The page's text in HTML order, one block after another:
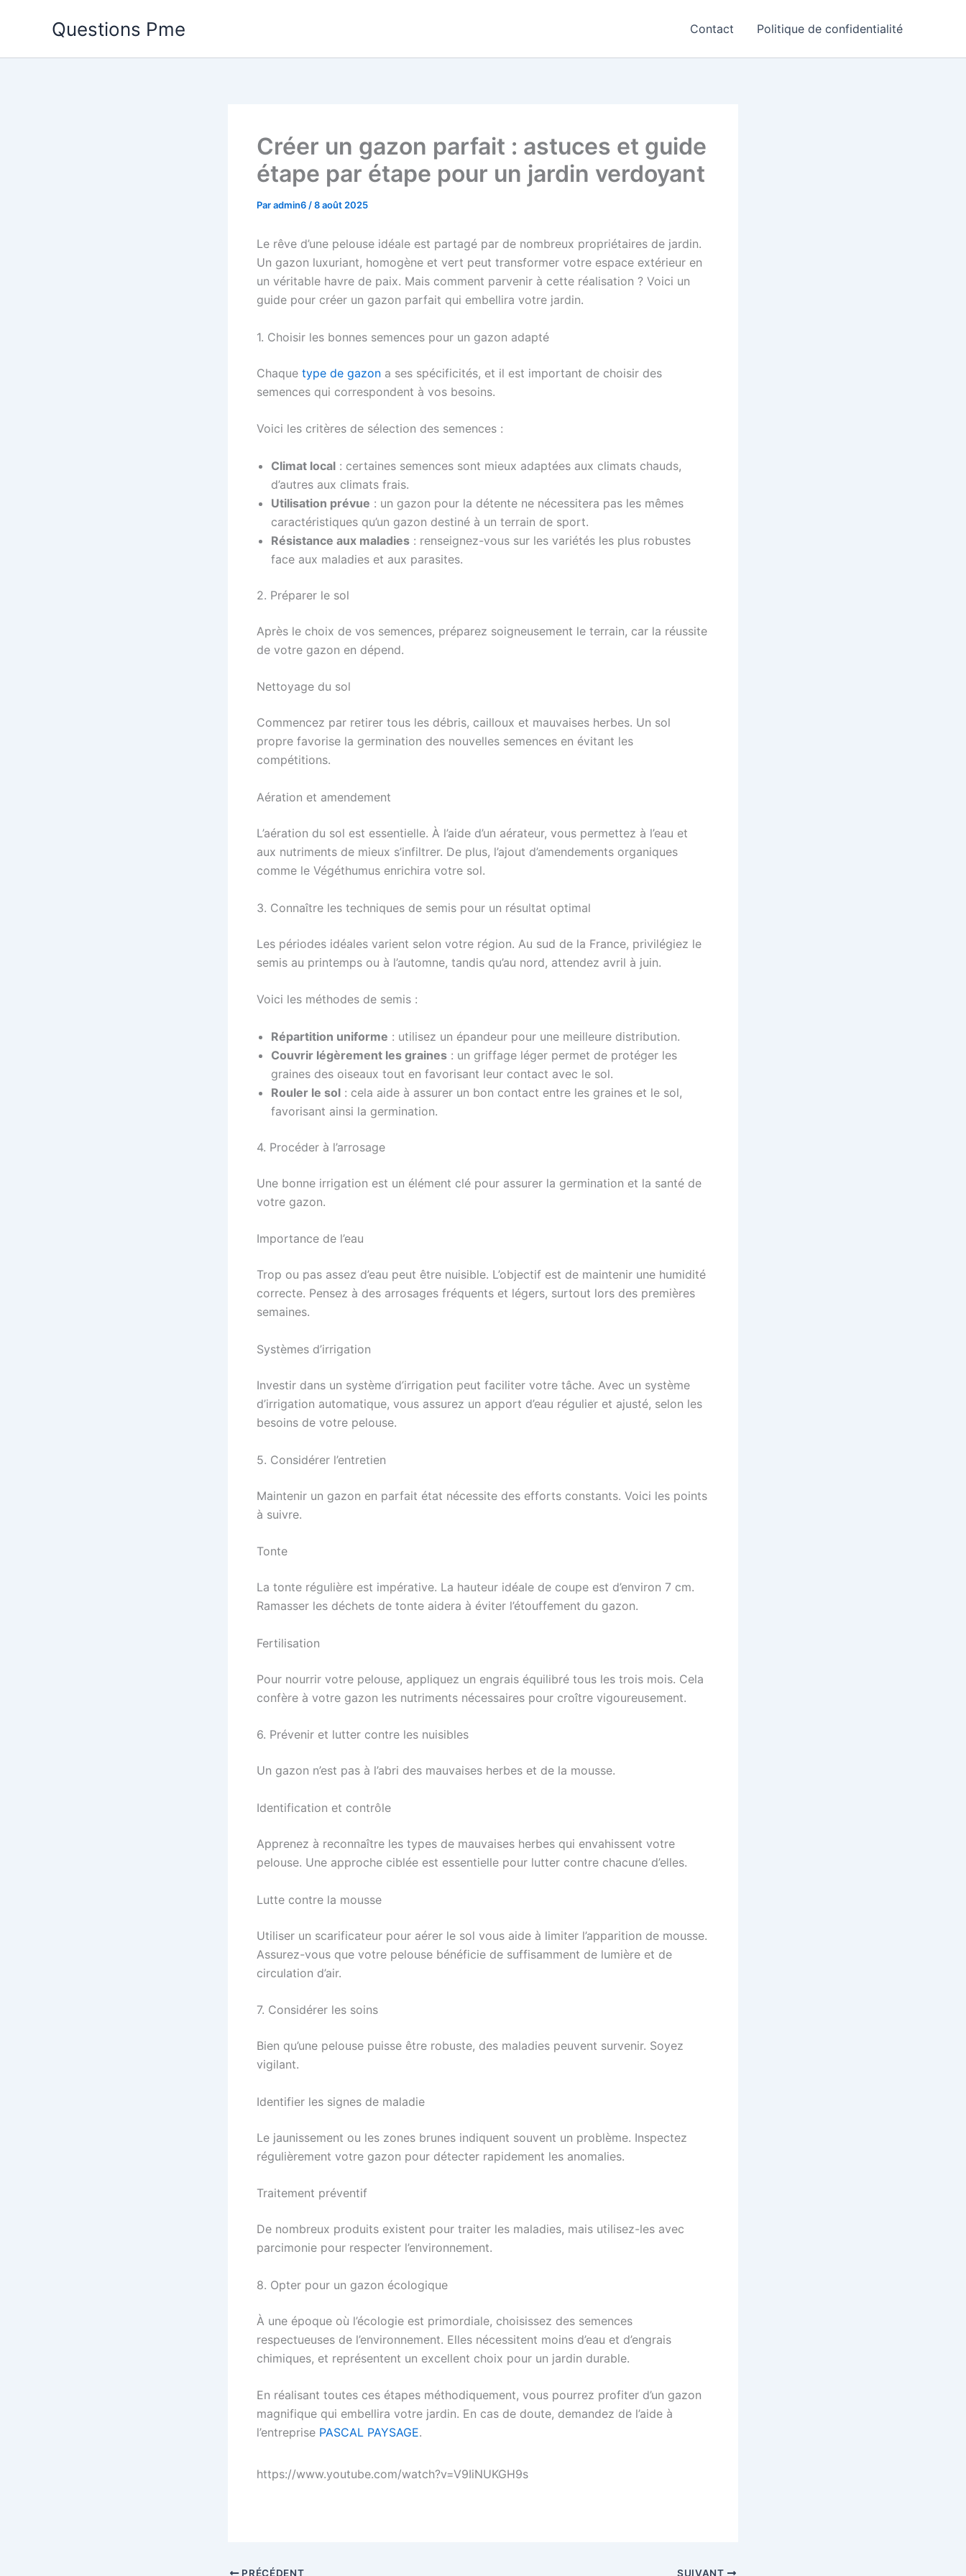
Questions Pme Contact Politique de confidentialité
Créer un gazon parfait : astuces et guide
étape par étape pour un jardin verdoyant
Paradmin6 /8 août 2025
Le rêve d’une pelouse idéale est partagé par de nombreux propriétaires de jardin.
Un gazon luxuriant, homogène et vert peut transformer votre espace extérieur en
un véritable havre de paix. Mais comment parvenir à cette réalisation ? Voici un
guide pour créer un gazon parfait qui embellira votre jardin.
1. Choisir les bonnes semences pour un gazon adapté
Chaque type de gazon a ses spécificités, et il est important de choisir des
semences qui correspondent à vos besoins.
Voici les critères de sélection des semences :
Climat local : certaines semences sont mieux adaptées aux climats chauds,
d’autres aux climats frais.
Utilisation prévue : un gazon pour la détente ne nécessitera pas les mêmes
caractéristiques qu’un gazon destiné à un terrain de sport.
Résistance aux maladies : renseignez-vous sur les variétés les plus robustes
face aux maladies et aux parasites.
2. Préparer le sol
Après le choix de vos semences, préparez soigneusement le terrain, car la réussite
de votre gazon en dépend.
Nettoyage du sol
Commencez par retirer tous les débris, cailloux et mauvaises herbes. Un sol
propre favorise la germination des nouvelles semences en évitant les
compétitions.
Aération et amendement
L’aération du sol est essentielle. À l’aide d’un aérateur, vous permettez à l’eau et
aux nutriments de mieux s’infiltrer. De plus, l’ajout d’amendements organiques
comme le Végéthumus enrichira votre sol.
3. Connaître les techniques de semis pour un résultat optimal
Les périodes idéales varient selon votre région. Au sud de la France, privilégiez le
semis au printemps ou à l’automne, tandis qu’au nord, attendez avril à juin.
Voici les méthodes de semis :
Répartition uniforme : utilisez un épandeur pour une meilleure distribution.
Couvrir légèrement les graines : un griffage léger permet de protéger les
graines des oiseaux tout en favorisant leur contact avec le sol.
Rouler le sol : cela aide à assurer un bon contact entre les graines et le sol,
favorisant ainsi la germination.
4. Procéder à l’arrosage
Une bonne irrigation est un élément clé pour assurer la germination et la santé de
votre gazon.
Importance de l’eau
Trop ou pas assez d’eau peut être nuisible. L’objectif est de maintenir une humidité
correcte. Pensez à des arrosages fréquents et légers, surtout lors des premières
semaines.
Systèmes d’irrigation
Investir dans un système d’irrigation peut faciliter votre tâche. Avec un système
d’irrigation automatique, vous assurez un apport d’eau régulier et ajusté, selon les
besoins de votre pelouse.
5. Considérer l’entretien
Maintenir un gazon en parfait état nécessite des efforts constants. Voici les points
à suivre.
Tonte
La tonte régulière est impérative. La hauteur idéale de coupe est d’environ 7 cm.
Ramasser les déchets de tonte aidera à éviter l’étouffement du gazon.
Fertilisation
Pour nourrir votre pelouse, appliquez un engrais équilibré tous les trois mois. Cela
confère à votre gazon les nutriments nécessaires pour croître vigoureusement.
6. Prévenir et lutter contre les nuisibles
Un gazon n’est pas à l’abri des mauvaises herbes et de la mousse.
Identification et contrôle
Apprenez à reconnaître les types de mauvaises herbes qui envahissent votre
pelouse. Une approche ciblée est essentielle pour lutter contre chacune d’elles.
Lutte contre la mousse
Utiliser un scarificateur pour aérer le sol vous aide à limiter l’apparition de mousse.
Assurez-vous que votre pelouse bénéficie de suffisamment de lumière et de
circulation d’air.
7. Considérer les soins
Bien qu’une pelouse puisse être robuste, des maladies peuvent survenir. Soyez
vigilant.
Identifier les signes de maladie
Le jaunissement ou les zones brunes indiquent souvent un problème. Inspectez
régulièrement votre gazon pour détecter rapidement les anomalies.
Traitement préventif
De nombreux produits existent pour traiter les maladies, mais utilisez-les avec
parcimonie pour respecter l’environnement.
8. Opter pour un gazon écologique
À une époque où l’écologie est primordiale, choisissez des semences
respectueuses de l’environnement. Elles nécessitent moins d’eau et d’engrais
chimiques, et représentent un excellent choix pour un jardin durable.
En réalisant toutes ces étapes méthodiquement, vous pourrez profiter d’un gazon
magnifique qui embellira votre jardin. En cas de doute, demandez de l’aide à
l’entreprise PASCAL PAYSAGE.
https://www.youtube.com/watch?v=V9IiNUKGH9s
PRÉCÉDENT SUIVANT